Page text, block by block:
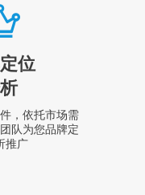
位
，依托市场需
队为您品牌定
推广